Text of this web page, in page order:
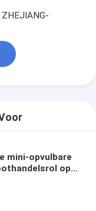
ZHEJIANG-
mini-opvulbare
op